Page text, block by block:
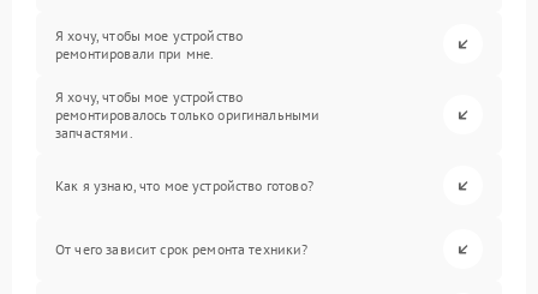
Я хочу, чтобы мое устройство
ремонтировали при мне.
Я хочу, чтобы мое устройство
ремонтировалось только оригинальными
запчастями.
Как я узнаю, что мое устройство готово?
От чего зависит срок ремонта техники?